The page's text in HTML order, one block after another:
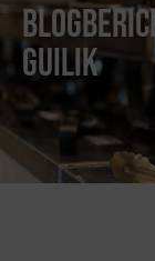
Guilik